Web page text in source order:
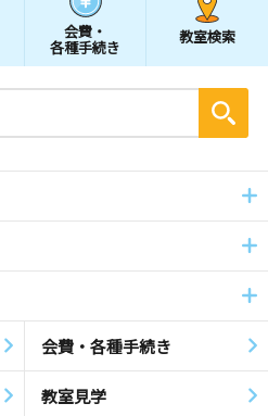
会費・
各種手続き
教室検索
会費・各種手続き
教室見学